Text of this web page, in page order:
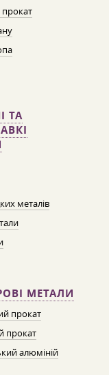
ТА
металів
МЕТАЛИ
прокат
прокат
алюміній